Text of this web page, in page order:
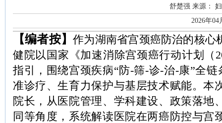
舒楚强 来源：
2026年04
【编者按】作为湖南省宫颈癌防治的核心
健院以国家《加速消除宫颈癌行动计划（
指引，围绕宫颈疾病“防-筛-诊-治-康”全
准诊疗、生育力保护与基层技术赋能。本
院长，从医院管理、学科建设、政策落地
同等角度，系统解读医院在两癌防控与宫